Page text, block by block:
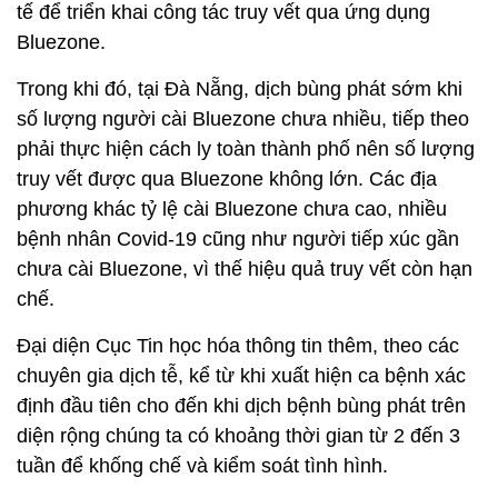
tế để triển khai công tác truy vết qua ứng dụng
Bluezone.
Trong khi đó, tại Đà Nẵng, dịch bùng phát sớm khi
số lượng người cài Bluezone chưa nhiều, tiếp theo
phải thực hiện cách ly toàn thành phố nên số lượng
truy vết được qua Bluezone không lớn. Các địa
phương khác tỷ lệ cài Bluezone chưa cao, nhiều
bệnh nhân Covid-19 cũng như người tiếp xúc gần
chưa cài Bluezone, vì thế hiệu quả truy vết còn hạn
chế.
Đại diện Cục Tin học hóa thông tin thêm, theo các
chuyên gia dịch tễ, kể từ khi xuất hiện ca bệnh xác
định đầu tiên cho đến khi dịch bệnh bùng phát trên
diện rộng chúng ta có khoảng thời gian từ 2 đến 3
tuần để khống chế và kiểm soát tình hình.